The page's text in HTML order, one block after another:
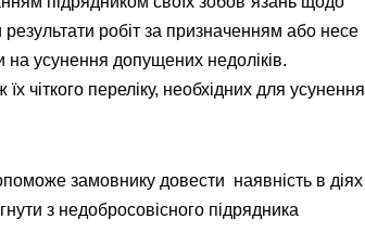
робіт за призначенням або несе
на усунення допущених недоліків.
чіткого переліку, необхідних для усунення
замовнику довести наявність в діях
з недобросовісного підрядника